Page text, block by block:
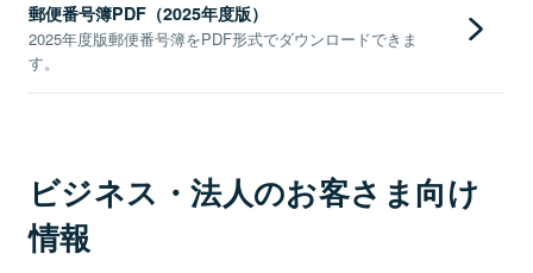
郵便番号簿PDF（2025年度版）
2025年度版郵便番号簿をPDF形式でダウンロードできま
す。
ビジネス・法人のお客さま向け
情報